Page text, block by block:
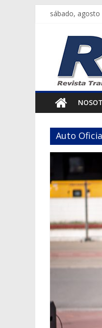
Saltarsábado, agosto
Rtt
Autos,
camiones,
motos,
información
del
mundo
transporte
Auto